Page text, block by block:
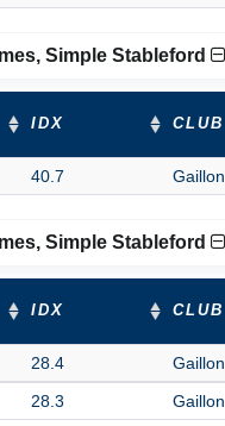
Simple Stableford
IDX CLUB
40.7 Gaillon
Simple Stableford
IDX CLUB
28.4 Gaillon
28.3 Gaillon